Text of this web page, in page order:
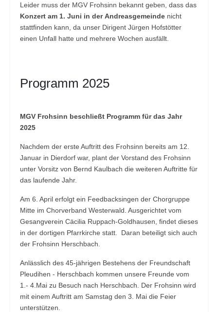
Leider muss der MGV Frohsinn bekannt geben, dass das
Konzert am 1. Juni in der Andreasgemeindenicht
stattfinden kann, da unser Dirigent Jürgen Hofstötter
einen Unfall hatte und mehrere Wochen ausfällt.
Programm 2025
MGV Frohsinn beschließt Programm für das Jahr
2025
Nachdem der erste Auftritt des Frohsinn bereits am 12.
Januar in Dierdorf war, plant der Vorstand des Frohsinn
unter Vorsitz von Bernd Kaulbach die weiteren Auftritte für
das laufende Jahr.
Am 6. April erfolgt ein Feedbacksingen der Chorgruppe
Mitte im Chorverband Westerwald. Ausgerichtet vom
Gesangverein Cäcilia Ruppach-Goldhausen, findet dieses
in der dortigen Pfarrkirche statt. Daran beteiligt sich auch
der Frohsinn Herschbach.
Anlässlich des 45-jährigen Bestehens der Freundschaft
Pleudihen - Herschbach kommen unsere Freunde vom
1.- 4.Mai zu Besuch nach Herschbach. Der Frohsinn wird
mit einem Auftritt am Samstag den 3. Mai die Feier
unterstützen.